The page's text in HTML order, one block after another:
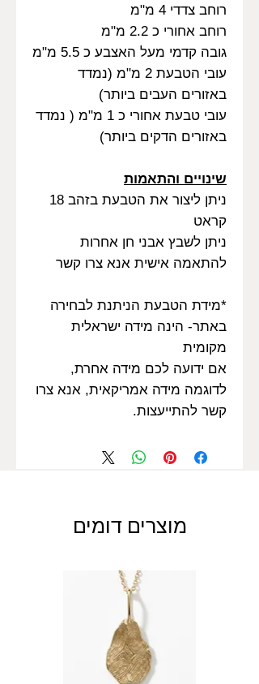
רוחב צדדי 4 מ"מ
רוחב אחורי כ 2.2 מ"מ
גובה קדמי מעל האצבע כ 5.5 מ"מ
עובי הטבעת 2 מ"מ (נמדד
באזורים העבים ביותר)
עובי טבעת אחורי כ 1 מ"מ ( נמדד
באזורים הדקים ביותר)
שינויים והתאמות
ניתן ליצור את הטבעת בזהב 18
קראט
ניתן לשבץ אבני חן אחרות
להתאמה אישית אנא צרו קשר
*מידת הטבעת הניתנת לבחירה
באתר- הינה מידה ישראלית
מקומית
אם ידועה לכם מידה אחרת,
לדוגמה מידה אמריקאית, אנא צרו
קשר להתייעצות.
מוצרים דומים